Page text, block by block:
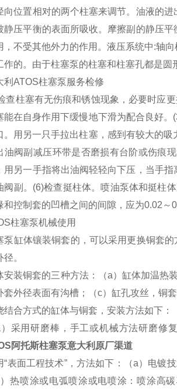
向位置相对的两个柱塞来调节。油液的
静压平衡的表面所吸收。摩擦副的静压
，不受其他外力的作用。液压系统中:轴
作的。由于柱塞泵的柱塞和柱塞孔都是
利ATOS柱塞泵服务检修
查柱塞有无伤痕和锈蚀现象，必要时应
能在自身作用下缓慢地下滑为配合良好
。用另一只手拉出柱塞，感到有较大的
油阀副减压环带是否磨损有台阶或伤痕
用另一手指将出油阀轻轻向下压，当手
阀副。(6)检查挺柱体。喷油泵体和挺柱
和控制套的凹槽之间的间隙，应为0.02
柱塞泵机械使用
泵缸体镶装铜套的，可以采用更换铜套
。
安装铜套的三种方法：（a）缸体加温热
套外径表面有沟槽；（c）缸孔攻丝，铜
结合方式的缸体与铜套，安装方法如下：
）采用研磨棒，手工或机械方法研磨修
阿托斯柱塞泵意大利原厂渠道
“表面工程技术”，方法如下：（a）电镀
）热喷涂或电弧喷涂或电喷涂：喷涂高